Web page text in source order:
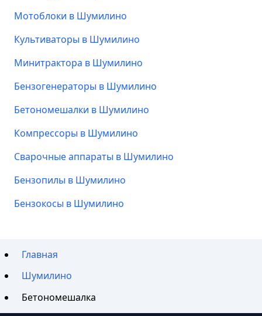
Мотоблоки в Шумилино
Культиваторы в Шумилино
Минитрактора в Шумилино
Бензогенераторы в Шумилино
Бетономешалки в Шумилино
Компрессоры в Шумилино
Сварочные аппараты в Шумилино
Бензопилы в Шумилино
Бензокосы в Шумилино
Главная
Шумилино
Бетономешалка